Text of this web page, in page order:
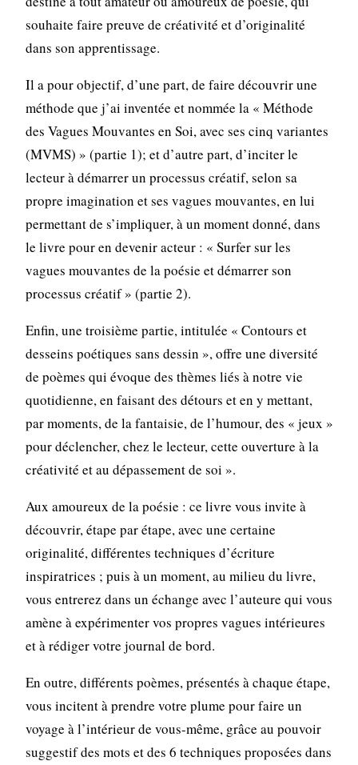
souhaite faire preuve de créativité et d’originalité
dans son apprentissage.
Il a pour objectif, d’une part, de faire découvrir une
méthode que j’ai inventée et nommée la « Méthode
des Vagues Mouvantes en Soi, avec ses cinq variantes
(MVMS) » (partie 1); et d’autre part, d’inciter le
lecteur à démarrer un processus créatif, selon sa
propre imagination et ses vagues mouvantes, en lui
permettant de s’impliquer, à un moment donné, dans
le livre pour en devenir acteur : « Surfer sur les
vagues mouvantes de la poésie et démarrer son
processus créatif » (partie 2).
Enfin, une troisième partie, intitulée « Contours et
desseins poétiques sans dessin », offre une diversité
de poèmes qui évoque des thèmes liés à notre vie
quotidienne, en faisant des détours et en y mettant,
par moments, de la fantaisie, de l’humour, des « jeux »
pour déclencher, chez le lecteur, cette ouverture à la
créativité et au dépassement de soi ».
Aux amoureux de la poésie : ce livre vous invite à
découvrir, étape par étape, avec une certaine
originalité, différentes techniques d’écriture
inspiratrices ; puis à un moment, au milieu du livre,
vous entrerez dans un échange avec l’auteure qui vous
amène à expérimenter vos propres vagues intérieures
et à rédiger votre journal de bord.
En outre, différents poèmes, présentés à chaque étape,
vous incitent à prendre votre plume pour faire un
voyage à l’intérieur de vous-même, grâce au pouvoir
suggestif des mots et des 6 techniques proposées dans